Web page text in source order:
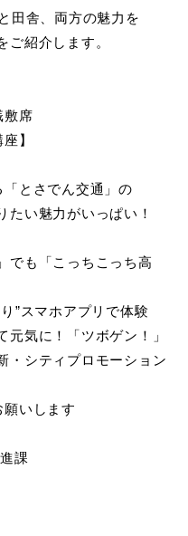
田舎、両方の魅力を
ご紹介します。
敷席
】
とさでん交通」の
い魅力がいっぱい！
でも「こっちこっち高
”スマホアプリで体験
元気に！「ツボゲン！」
・シティプロモーション
いします
課